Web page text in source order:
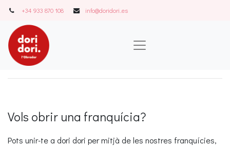
+34 933 870 108 info@doridori..es
Vols obrir una franquícia?
Pots unir-te a dori dori per mitjà de les nostres franquícies,